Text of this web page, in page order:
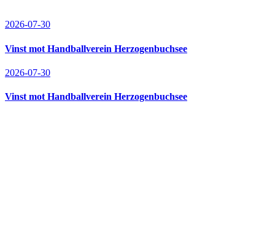
2026-07-30
Vinst mot Handballverein Herzogenbuchsee
2026-07-30
Vinst mot Handballverein Herzogenbuchsee